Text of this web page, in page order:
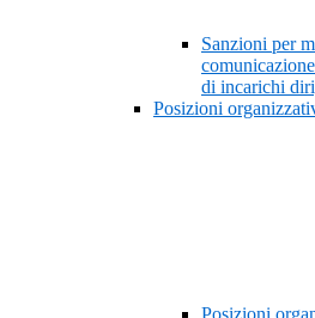
Sanzioni per
di incarichi
Posizioni